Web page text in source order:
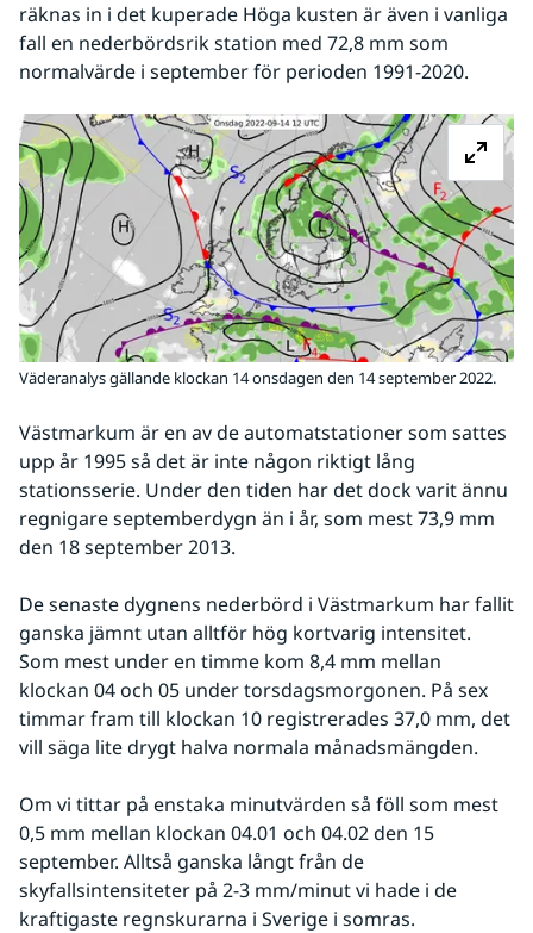
räknas in i det kuperade Höga kusten är även i vanliga
fall en nederbördsrik station med 72,8 mm som
normalvärde i september för perioden 1991-2020.
Väderanalys gällande klockan 14 onsdagen den 14 september 2022.
Västmarkum är en av de automatstationer som sattes
upp år 1995 så det är inte någon riktigt lång
stationsserie. Under den tiden har det dock varit ännu
regnigare septemberdygn än i år, som mest 73,9 mm
den 18 september 2013.
De senaste dygnens nederbörd i Västmarkum har fallit
ganska jämnt utan alltför hög kortvarig intensitet.
Som mest under en timme kom 8,4 mm mellan
klockan 04 och 05 under torsdagsmorgonen. På sex
timmar fram till klockan 10 registrerades 37,0 mm, det
vill säga lite drygt halva normala månadsmängden.
Om vi tittar på enstaka minutvärden så föll som mest
0,5 mm mellan klockan 04.01 och 04.02 den 15
september. Alltså ganska långt från de
skyfallsintensiteter på 2-3 mm/minut vi hade i de
kraftigaste regnskurarna i Sverige i somras.